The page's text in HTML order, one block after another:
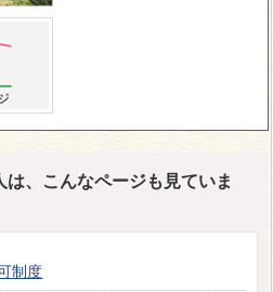
、こんなページも見ていま
制度